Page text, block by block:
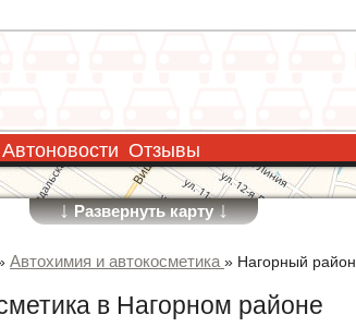
Автоновости Отзывы
↓Развернуть карту↓
Автохимия и автокосметика » Нагорный район
в Нагорном районе